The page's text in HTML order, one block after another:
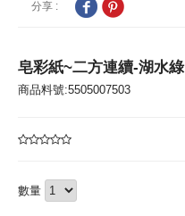
分享 :
皂彩紙~二方連續-湖水綠
商品料號:5505007503
數量